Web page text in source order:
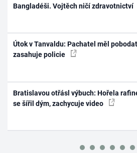
Bangladéši. Vojtěch ničí zdravotnictví
Útok v Tanvaldu: Pachatel měl
zasahuje policie
Bratislavou otřásl výbuch: Hořela
se šířil dým, zachycuje video